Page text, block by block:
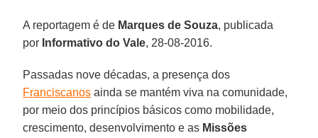
A reportagem é de Marques de Souza, publicada
por Informativo do Vale, 28-08-2016.
Passadas nove décadas, a presença dos
Franciscanos ainda se mantém viva na comunidade,
por meio dos princípios básicos como mobilidade,
crescimento, desenvolvimento e as Missões